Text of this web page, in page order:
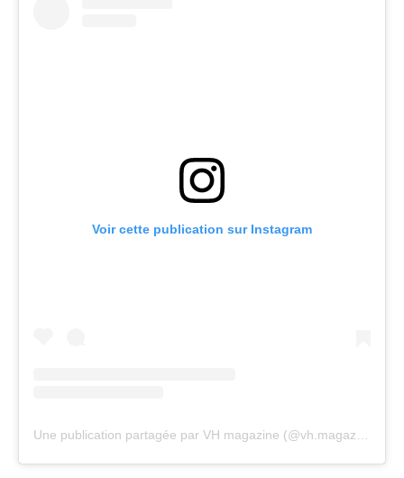
Voir cette publication sur Instagram
Une publication partagée par VH magazine (@vh.magazine)